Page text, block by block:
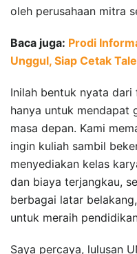
oleh perusahaan mitra
Baca juga: Prodi
Unggul, Siap Cetak
Inilah bentuk nyata
hanya untuk mendapat
masa depan. Kami
ingin kuliah sambil
menyediakan kelas
dan biaya terjangkau,
berbagai latar
untuk meraih
Saya percaya, lulusan